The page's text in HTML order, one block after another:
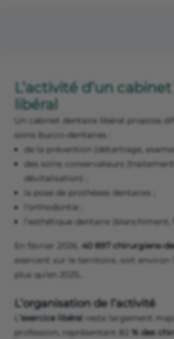
L’activité d’un
libéral
Un cabinet dentaire libéral propose
soins bucco-dentaires :
de la prévention (détartrage,
des soins conservateurs (traitement
dévitalisation) ;
la pose de prothèses dentaires ;
l’orthodontie ;
l’esthétique dentaire (blanchiment,
En février 2026, 40 897 chirurgiens-
exercent sur le territoire, soit environ
plus qu’en 2025..
L’organisation de l’activité
’exercice libéral reste largement
profession, représentant 82
% des